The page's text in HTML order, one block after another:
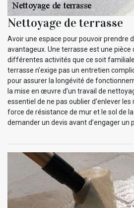
Nettoyage de terrasse
Avoir une espace pour pouvoir prendre
avantageux. Une terrasse est une pièce
différentes activités que ce soit
terrasse n’exige pas un entretien
pour assurer la longévité de
la mise en œuvre d’un travail de
essentiel de ne pas oublier d’enlever
force de résistance de mur et le sol de
demander un devis avant d’engager un